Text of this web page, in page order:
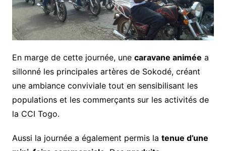
En marge de cette journée, une caravane animée a
sillonné les principales artères de Sokodé, créant
une ambiance conviviale tout en sensibilisant les
populations et les commerçants sur les activités de
la CCI Togo.
Aussi la journée a également permis la tenue d’une